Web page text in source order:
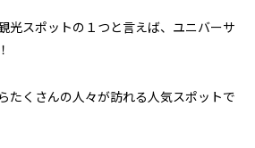
2026.07.25
光スポットの１つと言えば、ユニバーサ
たくさんの人々が訪れる人気スポットで